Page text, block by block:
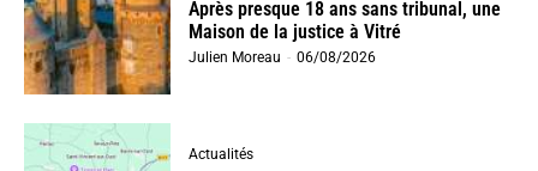
Après presque 18 ans sans tribunal, une
Maison de la justice à Vitré
Julien Moreau - 06/08/2026
Actualités